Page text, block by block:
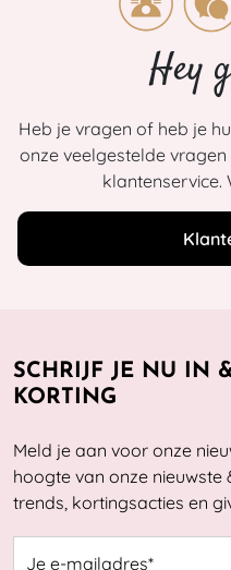
Hey
Heb je vragen of heb je
onze veelgestelde
klantenservice.
SCHRIJF JE NU IN
KORTING
Meld je aan voor onze
hoogte van onze nieuwste
trends, kortingsacties en